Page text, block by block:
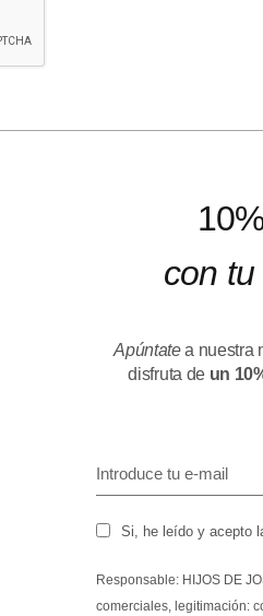
con
Apúntatea nuestra
disfruta de un
Si, he leído y acepto
Responsable: HIJOS DE
comerciales, legitimación: